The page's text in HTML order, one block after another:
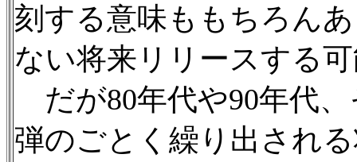
刻する意味ももちろん
ない将来リリースする
だが80年代や90年代
弾のごとく繰り出され